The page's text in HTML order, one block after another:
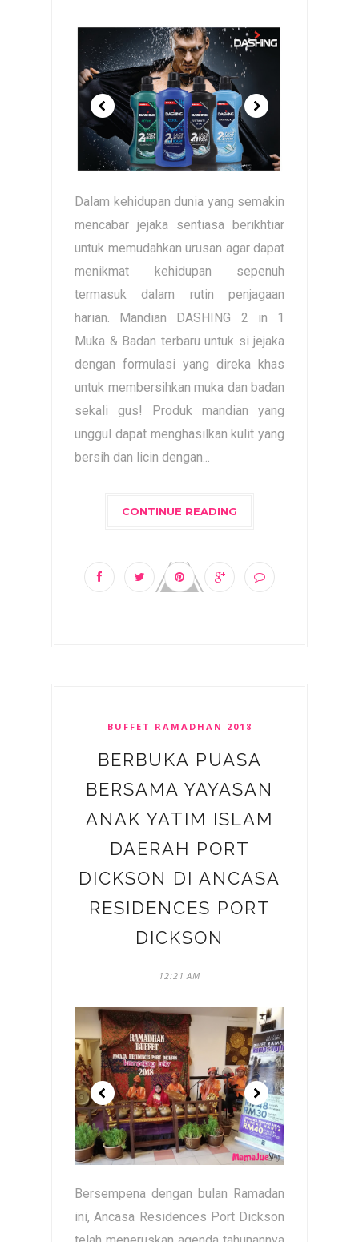
Dalam kehidupan dunia yang semakin
mencabar jejaka sentiasa berikhtiar
untuk memudahkan urusan agar dapat
menikmat kehidupan sepenuh
termasuk dalam rutin penjagaan
harian. Mandian DASHING 2 in 1
Muka & Badan terbaru untuk si jejaka
dengan formulasi yang direka khas
untuk membersihkan muka dan badan
sekali gus! Produk mandian yang
unggul dapat menghasilkan kulit yang
bersih dan licin dengan...
CONTINUE READING
BUFFET RAMADHAN 2018
BERBUKA PUASA
BERSAMA YAYASAN
ANAK YATIM ISLAM
DAERAH PORT
DICKSON DI ANCASA
RESIDENCES PORT
DICKSON
12:21 AM
Bersempena dengan bulan Ramadan
ini, Ancasa Residences Port Dickson